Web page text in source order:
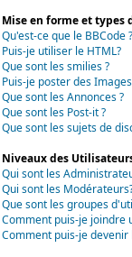
Mise en forme et types
Qu'est-ce que le BBCode ?
Puis-je utiliser le HTML?
Que sont les smilies ?
Puis-je poster des
Que sont les Annonces ?
Que sont les Post-it ?
Que sont les sujets de
Niveaux des
Qui sont les
Qui sont les
Que sont les groupes
Comment puis-je joindre
Comment puis-je